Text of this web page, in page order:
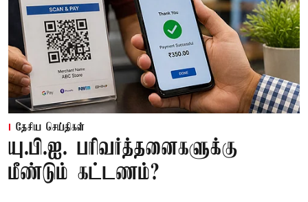
தேசிய செய்திகள்
யு.பி.ஐ. பரிவர்த்தனைகளுக்கு
மீண்டும் கட்டணம்?